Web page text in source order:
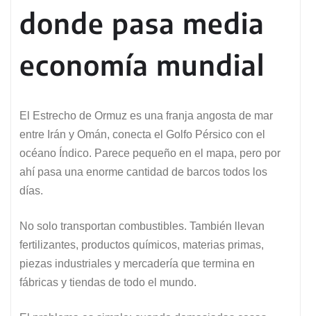
donde pasa media
economía mundial
El Estrecho de Ormuz es una franja angosta de mar
entre Irán y Omán, conecta el Golfo Pérsico con el
océano Índico. Parece pequeño en el mapa, pero por
ahí pasa una enorme cantidad de barcos todos los
días.
No solo transportan combustibles. También llevan
fertilizantes, productos químicos, materias primas,
piezas industriales y mercadería que termina en
fábricas y tiendas de todo el mundo.